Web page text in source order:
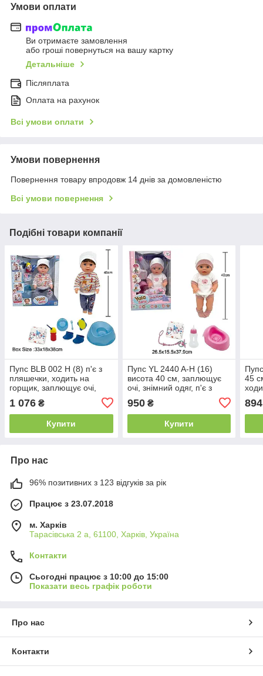
Умови оплати
Ви отримаєте замовлення
або гроші повернуться на вашу картку
Детальніше
Післяплата
Оплата на рахунок
Всі умови оплати
Умови повернення
Повернення товару впродовж 14 днів за домовленістю
Всі умови повернення
Подібні товари компанії
Пупс BLB 002 H (8) п'є з
пляшечки, ходить на
горщик, заплющує очі,
аксесуари, висота 45 см, в
коробці
1 076 ₴
Купити
Пупс YL 2440 A-H (16)
висота 40 см, заплющує
очі, знімний одяг, п'є з
горщик, аксесуари, в
коробці
950₴
Купити
45
894
Про нас
96% позитивних з 123 відгуків за рік
Працює з 23.07.2018
м. Харків
Тарасівська 2 а, 61100, Харків, Україна
Контакти
Сьогодні працює з 10:00 до 15:00
Показати весь графік роботи
Про нас
Контакти